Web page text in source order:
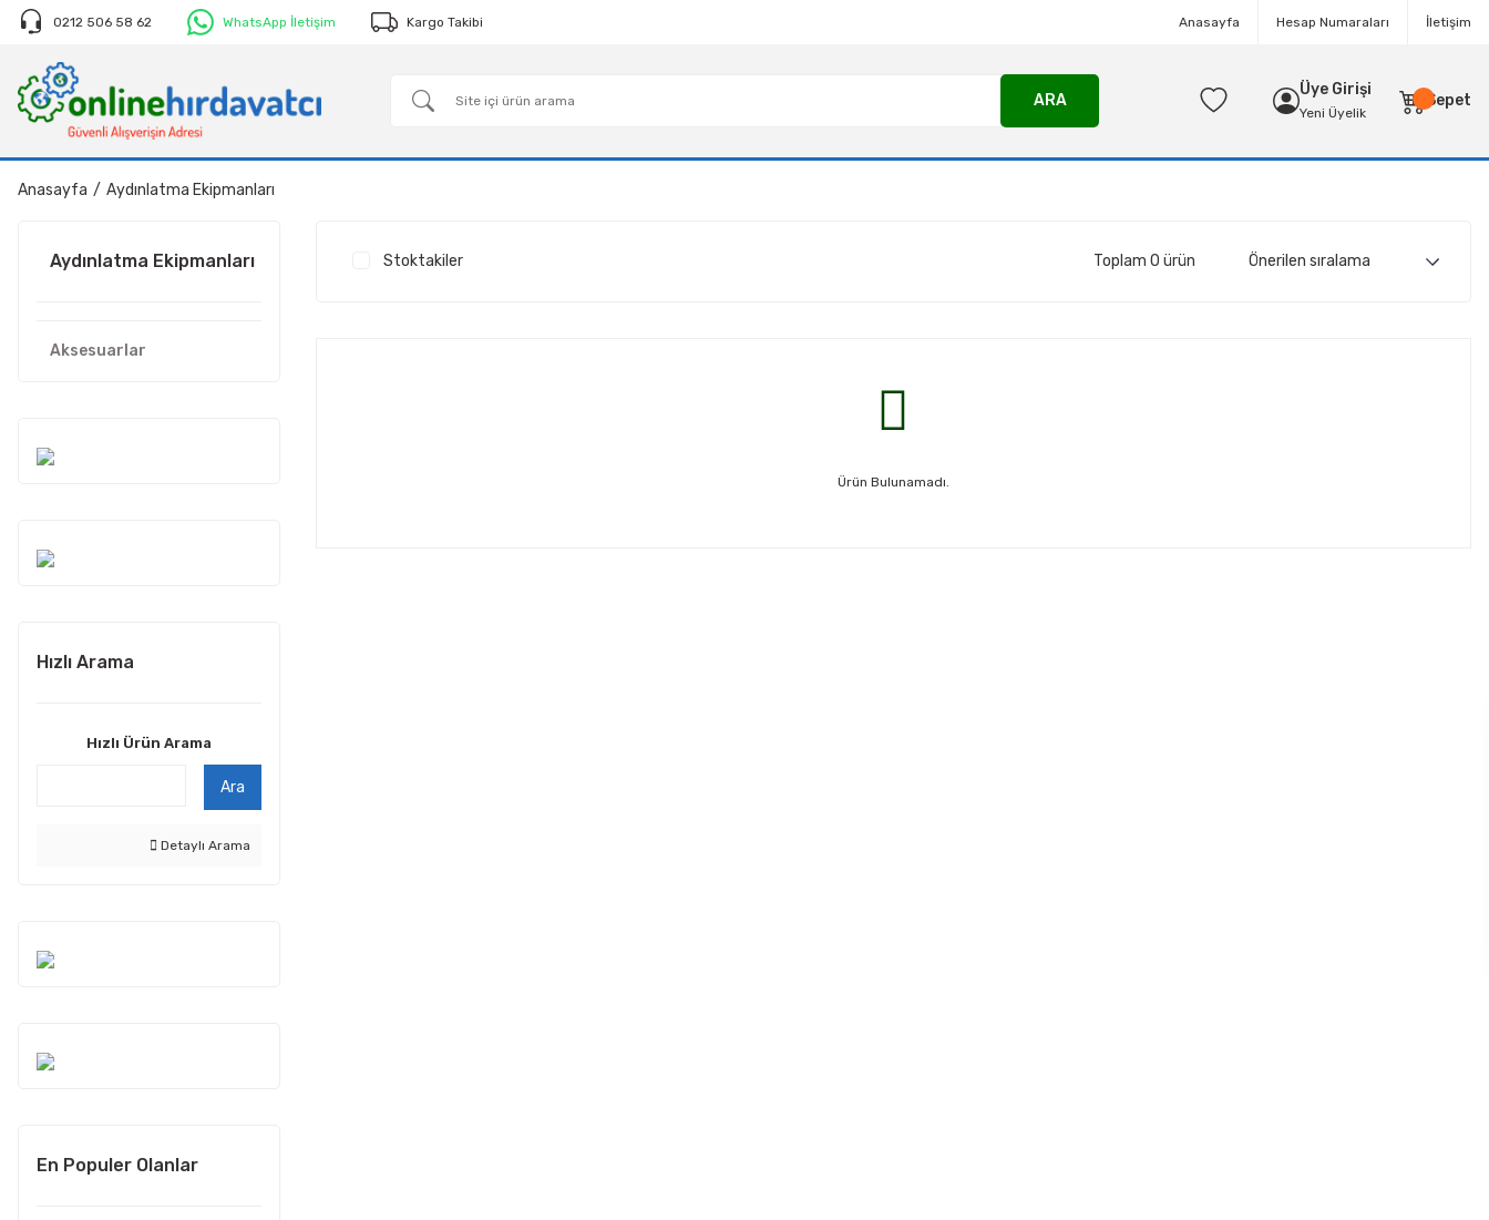
0212 506 58 62 WhatsApp İletişim Kargo Takibi Anasayfa Hesap Numaraları İletişim
ARA
Üye Girişi
Yeni Üyelik
Sepet
Anasayfa Aydınlatma Ekipmanları
Aydınlatma Ekipmanları
Aksesuarlar
Hızlı Arama
Hızlı Ürün Arama
Ara
Detaylı Arama
En Populer Olanlar
Stoktakiler Toplam 0 ürün
Ürün Bulunamadı.